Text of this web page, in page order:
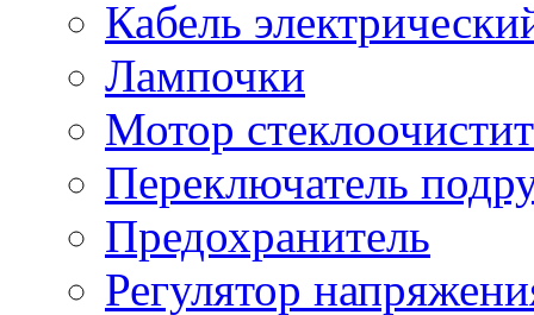
Кабель
Лампочки
Мотор
Переключатель
Предохранитель
Регулятор